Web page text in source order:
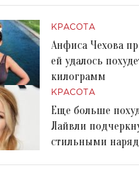
КРАСОТА
Анфиса Чехова
ей удалось
килограмм
КРАСОТА
Еще больше
Лайвли
стильными